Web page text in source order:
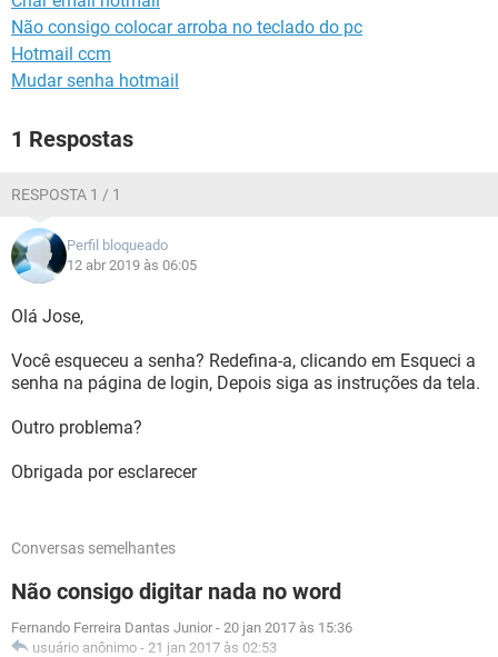
Não consigo colocar arroba no teclado do pc
Hotmail ccm
Mudar senha hotmail
1 Respostas
RESPOSTA 1 / 1
Perfil bloqueado
12 abr 2019 às 06:05
Olá Jose,
Você esqueceu a senha? Redefina-a, clicando em Esqueci a
senha na página de login, Depois siga as instruções da tela.
Outro problema?
Obrigada por esclarecer
Conversas semelhantes
Não consigo digitar nada no word
Fernando Ferreira Dantas Junior - 20 jan 2017 às 15:36
usuário anônimo - 21 jan 2017 às 02:53